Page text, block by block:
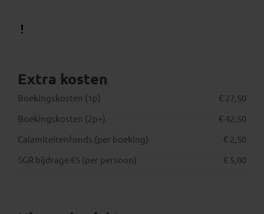
Extra kosten
Boekingskosten (1p) € 27,50
Boekingskosten (2p+) € 42,50
Calamiteitenfonds (per boeking) € 2,50
SGR bijdrage €5 (per persoon) € 5,00